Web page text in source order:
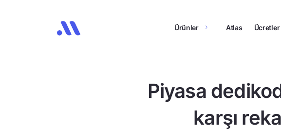
Ürünler Atlas Ücretler
Piyasa
karşı